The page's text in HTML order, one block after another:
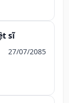
sĩ
27/07/2085